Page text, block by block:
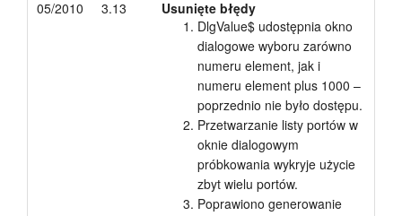
05/2010
3.13
Usunięte błędy
DlgValue$ udostępnia okno
dialogowe wyboru zarówno
numeru element, jak i
numeru element plus 1000 –
poprzednio nie było dostępu.
Przetwarzanie listy portów w
oknie dialogowym
próbkowania wykryje użycie
zbyt wielu portów.
Poprawiono generowanie